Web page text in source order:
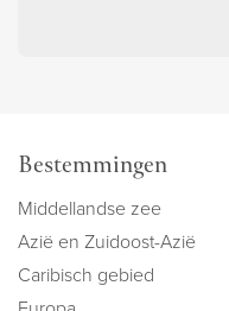
Bestemmingen
Middellandse zee
Azië en Zuidoost-Azië
Caribisch gebied